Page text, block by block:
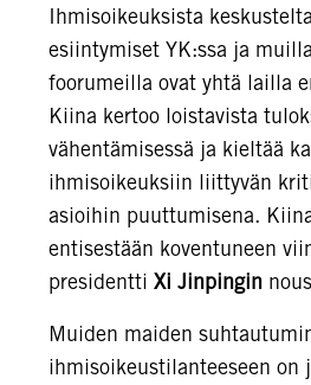
Ihmisoikeuksista
esiintymiset YK:ssa ja
foorumeilla ovat yhtä lailla
Kiina kertoo loistavista
vähentämisessä ja kieltää
ihmisoikeuksiin liittyvän
asioihin puuttumisena.
entisestään koventuneen
presidentti Xi Jinpingin
Muiden maiden
ihmisoikeustilanteeseen on